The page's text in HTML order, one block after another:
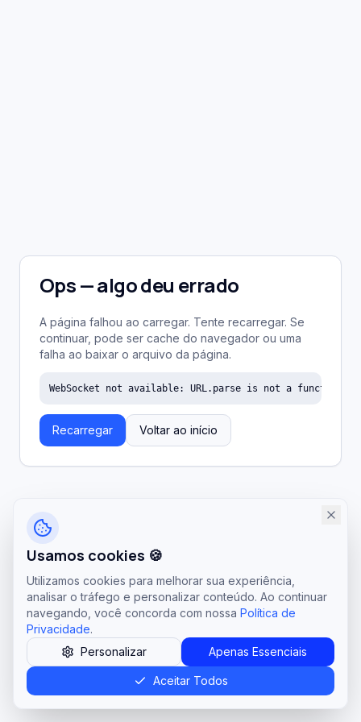
Ops — algo deu errado
A página falhou ao carregar. Tente recarregar. Se
continuar, pode ser cache do navegador ou uma
falha ao baixar o arquivo da página.
WebSocket not available: URL.parse is not a function
Recarregar Voltar ao início
Usamos cookies 🍪
Utilizamos cookies para melhorar sua experiência,
analisar o tráfego e personalizar conteúdo. Ao continuar
navegando, você concorda com nossa Política de
Privacidade.
Personalizar
Apenas Essenciais
Aceitar Todos